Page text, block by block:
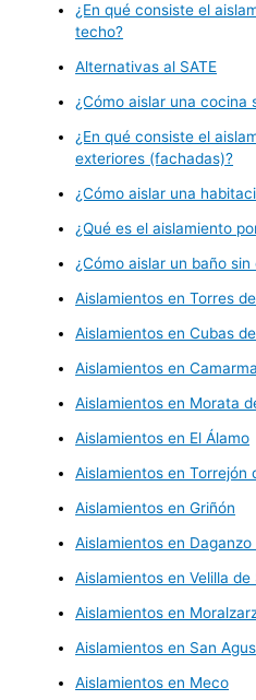
¿En qué consiste el
techo?
Alternativas al SATE
¿Cómo aislar una cocina
¿En qué consiste el
exteriores (fachadas)?
¿Cómo aislar una
¿Qué es el aislamiento
¿Cómo aislar un baño sin
Aislamientos en Torres
Aislamientos en Cubas
Aislamientos en
Aislamientos en Morata
Aislamientos en El Álamo
Aislamientos en Torrejón
Aislamientos en Griñón
Aislamientos en Daganzo
Aislamientos en Velilla de
Aislamientos en
Aislamientos en San
Aislamientos en Meco